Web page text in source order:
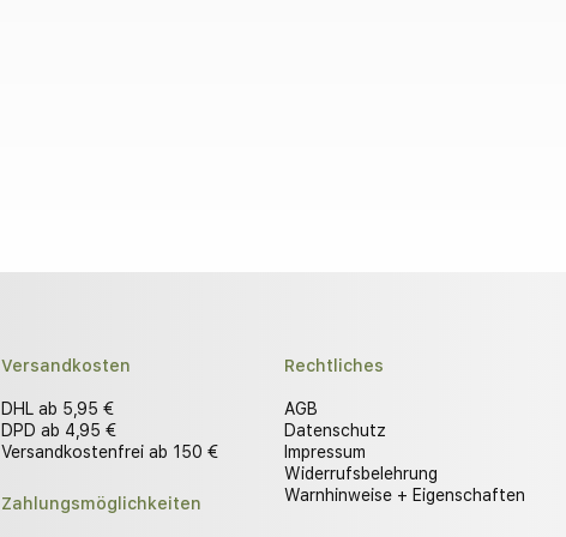
Versandkosten
DHL ab 5,95 €
DPD ab 4,95 €
Versandkostenfrei ab 150 €
Zahlungsmöglichkeiten
Rechtliches
AGB
Datenschutz
Impressum
Widerrufsbelehrung
Warnhinweise + Eigenschaften